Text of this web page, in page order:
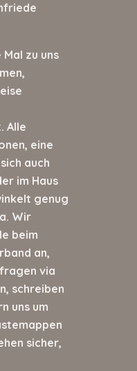
zu uns
Alle
eine
auch
im Haus
genug
Wir
beim
an,
via
schreiben
uns um
sicher,